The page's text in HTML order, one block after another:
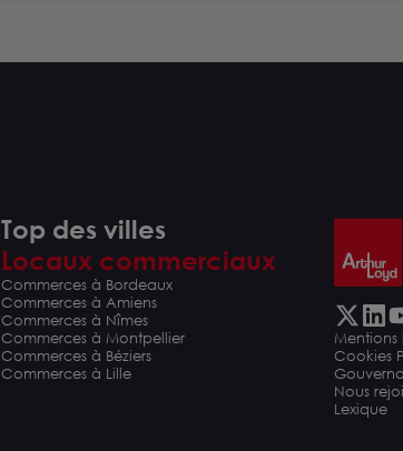
Top des villes
Locaux commerciaux
Commerces à Bordeaux
Commerces à Amiens
Commerces à Nîmes
Commerces à Montpellier
Commerces à Béziers
Commerces à Lille
Mentions
Cookies
Nous
Lexique